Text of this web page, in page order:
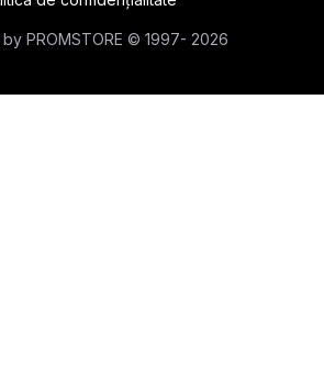
PROMSTORE © 1997- 2026